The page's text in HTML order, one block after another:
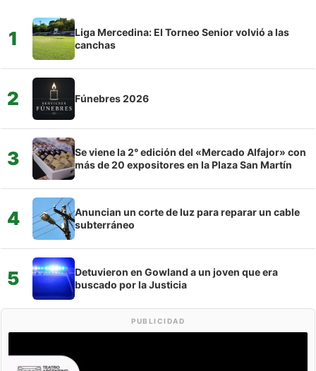
1
Liga Mercedina: El Torneo Senior volvió a las
canchas
2 Fúnebres 2026
3
Se viene la 2° edición del «Mercado Alfajor» con
más de 20 expositores en la Plaza San Martín
4
Anuncian un corte de luz para reparar un cable
subterráneo
5
Detuvieron en Gowland a un joven que era
buscado por la Justicia
PUBLICIDAD